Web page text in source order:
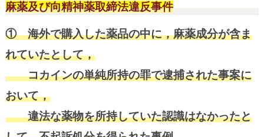
麻薬及び向精神薬取締法違反事件
① 海外で購入した薬品の中に，麻薬成分が含ま
れていたとして，
コカインの単純所持の罪で逮捕された事案に
おいて，
違法な薬物を所持していた認識はなかったと